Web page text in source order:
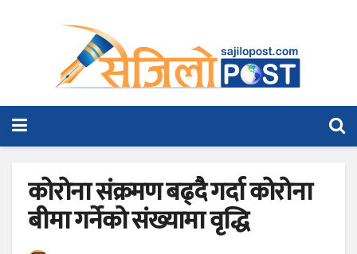
कोरोना संक्रमण बढ्दै गर्दा कोरोना
बीमा गर्नेको संख्यामा वृद्धि